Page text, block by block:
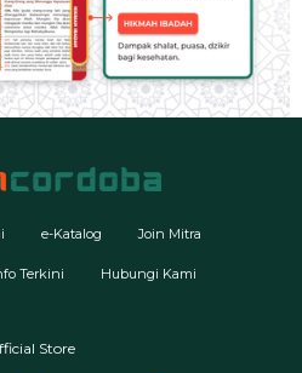
e-Katalog Join Mitra
Terkini Hubungi Kami
Store